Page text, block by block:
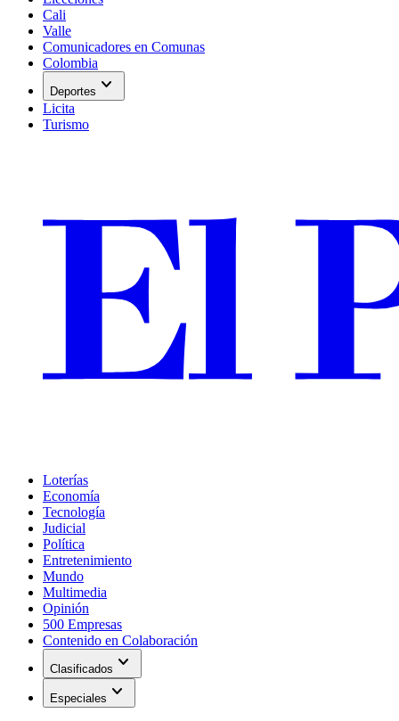
Cali
Valle
Comunicadores en Comunas
Colombia
Deportes expand_more
Licita
Turismo
Loterías
Economía
Tecnología
Judicial
Política
Entretenimiento
Mundo
Multimedia
Opinión
500 Empresas
Contenido en Colaboración
Clasificados expand_more
Especiales expand_more